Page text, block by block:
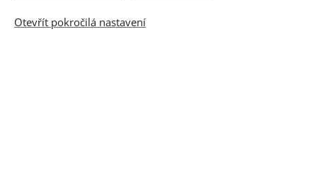
Otevřít pokročilá nastavení